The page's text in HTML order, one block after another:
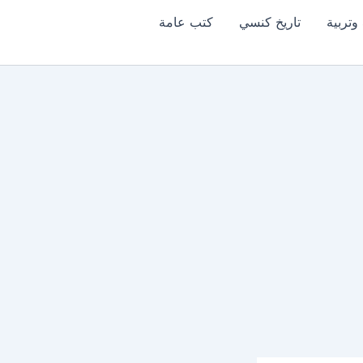
تاريخ كنسي
كتب عامة